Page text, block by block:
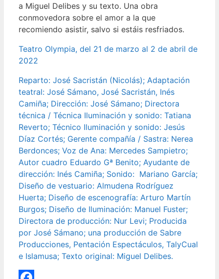
a Miguel Delibes y su texto. Una obra
conmovedora sobre el amor a la que
recomiendo asistir, salvo si estáis resfriados.
Teatro Olympia, del 21 de marzo al 2 de abril de
2022
Reparto: José Sacristán (Nicolás); Adaptación
teatral: José Sámano, José Sacristán, Inés
Camiña; Dirección: José Sámano; Directora
técnica / Técnica Iluminación y sonido: Tatiana
Reverto; Técnico Iluminación y sonido: Jesús
Díaz Cortés; Gerente compañía / Sastra: Nerea
Berdonces; Voz de Ana: Mercedes Sampietro;
Autor cuadro Eduardo Gª Benito; Ayudante de
dirección: Inés Camiña; Sonido: Mariano García;
Diseño de vestuario: Almudena Rodríguez
Huerta; Diseño de escenografía: Arturo Martín
Burgos; Diseño de Iluminación: Manuel Fuster;
Directora de producción: Nur Levi; Producida
por José Sámano; una producción de Sabre
Producciones, Pentación Espectáculos, TalyCual
e Islamusa; Texto original: Miguel Delibes.